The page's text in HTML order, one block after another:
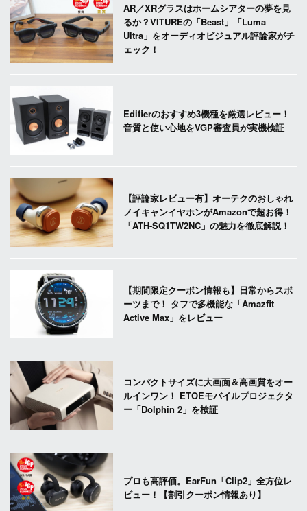
AR／XRグラスはホームシアターの夢を見
るか？VITUREの「Beast」「Luma
Ultra」をオーディオビジュアル評論家がチ
ェック！
Edifierのおすすめ3機種を厳選レビュー！
音質と使い心地をVGP審査員が実機検証
【評論家レビュー有】オーテクのおしゃれ
ノイキャンイヤホンがAmazonで超お得！
「ATH-SQ1TW2NC」の魅力を徹底解説！
【期間限定クーポン情報も】日常からスポ
ーツまで！ タフで多機能な「Amazfit
Active Max」をレビュー
コンパクトサイズに大画面＆高画質をオー
ルインワン！ ETOEモバイルプロジェクタ
ー「Dolphin 2」を検証
プロも高評価。EarFun「Clip2」全方位レ
ビュー！【割引クーポン情報あり】